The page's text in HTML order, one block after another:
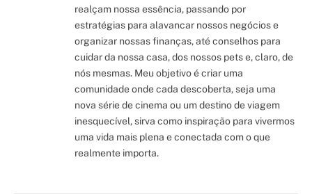
realçam nossa essência, passando por
estratégias para alavancar nossos negócios e
organizar nossas finanças, até conselhos para
cuidar da nossa casa, dos nossos pets e, claro, de
nós mesmas. Meu objetivo é criar uma
comunidade onde cada descoberta, seja uma
nova série de cinema ou um destino de viagem
inesquecível, sirva como inspiração para vivermos
uma vida mais plena e conectada com o que
realmente importa.